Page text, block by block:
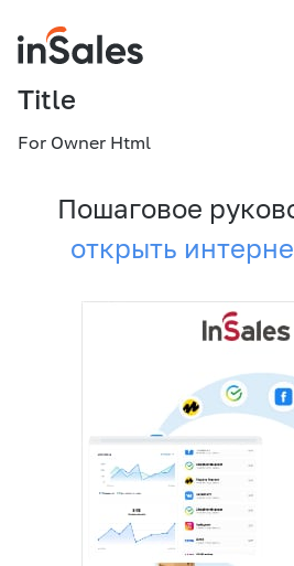
Title
For Owner Html
Пошаговое
открыть